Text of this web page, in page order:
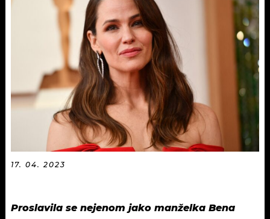
TRENDY
KULTURA
OSTATNÍ
JAK NALADIT
17. 04. 2023
Proslavila se nejenom jako manželka Bena